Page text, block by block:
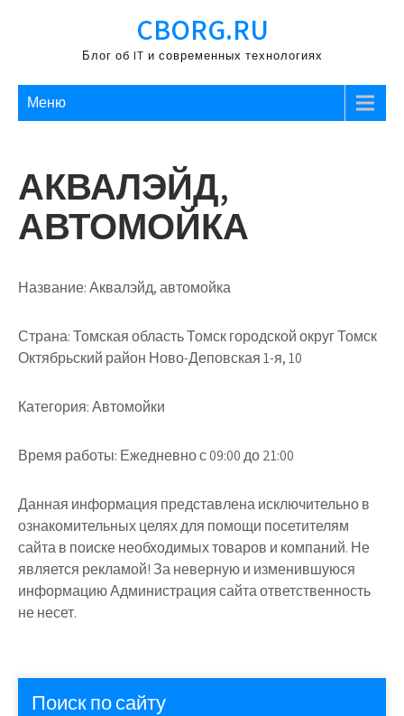
содержимому
CBORG.RU
Блог об IT и современных технологиях
Меню
АКВАЛЭЙД,
АВТОМОЙКА
Название:Аквалэйд, автомойка
Страна:Томская область Томск городской округ Томск
Октябрьский район Ново-Деповская 1-я, 10
Категория:Автомойки
Время работы: Ежедневно с 09:00 до 21:00
Данная информация представлена исключительно в
ознакомительных целях для помощи посетителям
сайта в поиске необходимых товаров и компаний. Не
является рекламой! За неверную и изменившуюся
информацию Администрация сайта ответственность
не несет.
Поиск по сайту